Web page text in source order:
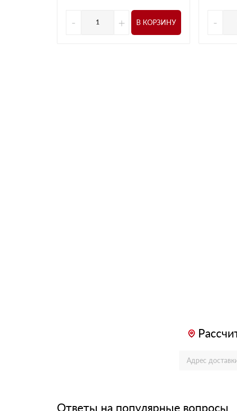
- + В КОРЗИНУ -
Ответы на популярные вопросы